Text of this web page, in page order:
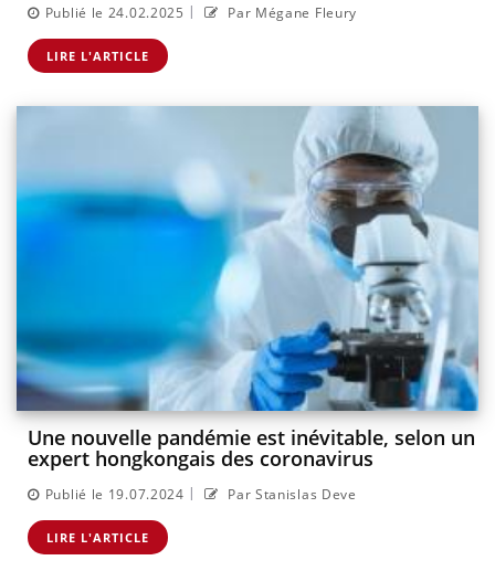
Publié le 24.02.2025 | Par Mégane Fleury
LIRE L'ARTICLE
Une nouvelle pandémie est inévitable, selon un
expert hongkongais des coronavirus
Publié le 19.07.2024 | Par Stanislas Deve
LIRE L'ARTICLE